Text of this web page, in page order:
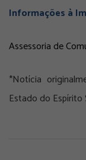
Informações à
Assessoria de
*Notícia
Estado do Espírito